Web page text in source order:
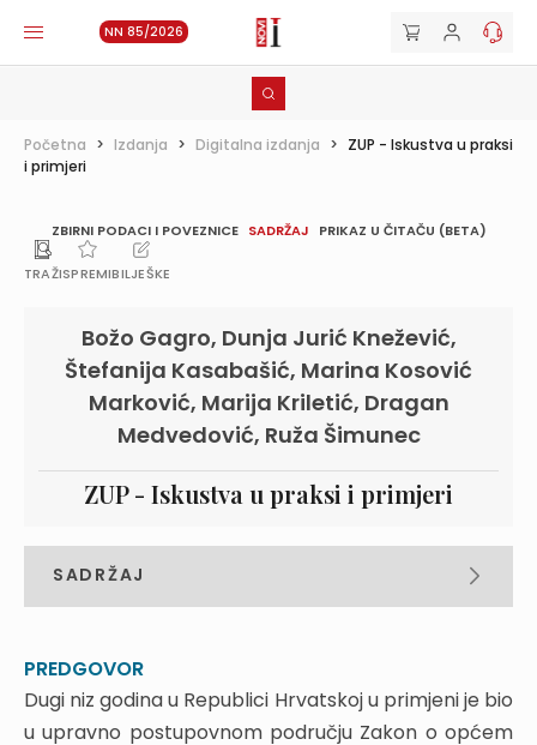
NN 85/2026
Početna > Izdanja > Digitalna izdanja > ZUP - Iskustva u praksi
i primjeri
ZBIRNI PODACI I POVEZNICE SADRŽAJ PRIKAZ U ČITAČU (BETA)
TRAŽISPREMIBILJEŠKE
Božo Gagro, Dunja Jurić Knežević,
Štefanija Kasabašić, Marina Kosović
Marković, Marija Kriletić, Dragan
Medvedović, Ruža Šimunec
ZUP - Iskustva u praksi i primjeri
SADRŽAJ
UTJECAJ ZAKONA O OPĆEM UPRAVNOM
POSTUPKU I ZAKONA O UPRAVNIM SPOROVIMA
NA NOVO ZAKONODAVSTVO
PREDGOVOR
Dugi niz godina u Republici Hrvatskoj u primjeni je bio
u upravno postupovnom području Zakon o općem